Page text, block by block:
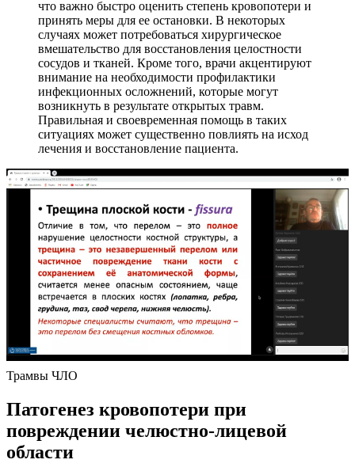
что важно быстро оценить степень кровопотери и
принять меры для ее остановки. В некоторых
случаях может потребоваться хирургическое
вмешательство для восстановления целостности
сосудов и тканей. Кроме того, врачи акцентируют
внимание на необходимости профилактики
инфекционных осложнений, которые могут
возникнуть в результате открытых травм.
Правильная и своевременная помощь в таких
ситуациях может существенно повлиять на исход
лечения и восстановление пациента.
Трамвы ЧЛО
Патогенез кровопотери при
повреждении челюстно-лицевой
области